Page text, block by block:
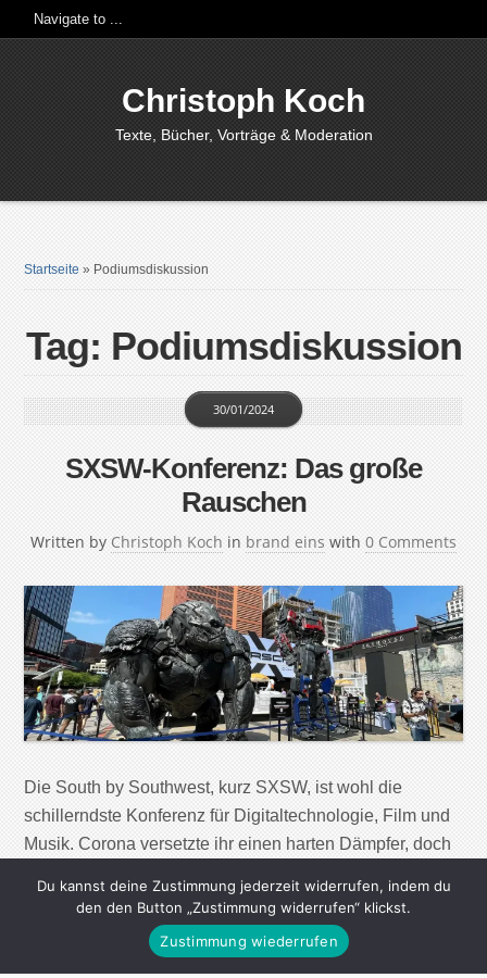
Christoph Koch
Texte, Bücher, Vorträge & Moderation
Startseite » Podiumsdiskussion
Tag: Podiumsdiskussion
SXSW-Konferenz: Das große
Rauschen
Written by Christoph Koch
30/01/2024
in brand eins with 0 Comments
Die South by Southwest, kurz SXSW, ist wohl die
schillerndste Konferenz für Digitaltechnologie, Film und
Musik. Corona versetzte ihr einen harten Dämpfer, doch
zurück. Das alles überschattende Thema war natürlich
künstliche Intelligenz, aber ihre große Qualität blieben
die vielen kleinen Begegnungen, mit denen niemand
Du kannst deine Zustimmung jederzeit widerrufen, indem du
den den Button „Zustimmung widerrufen“ klickst.
Zustimmung wiederrufen